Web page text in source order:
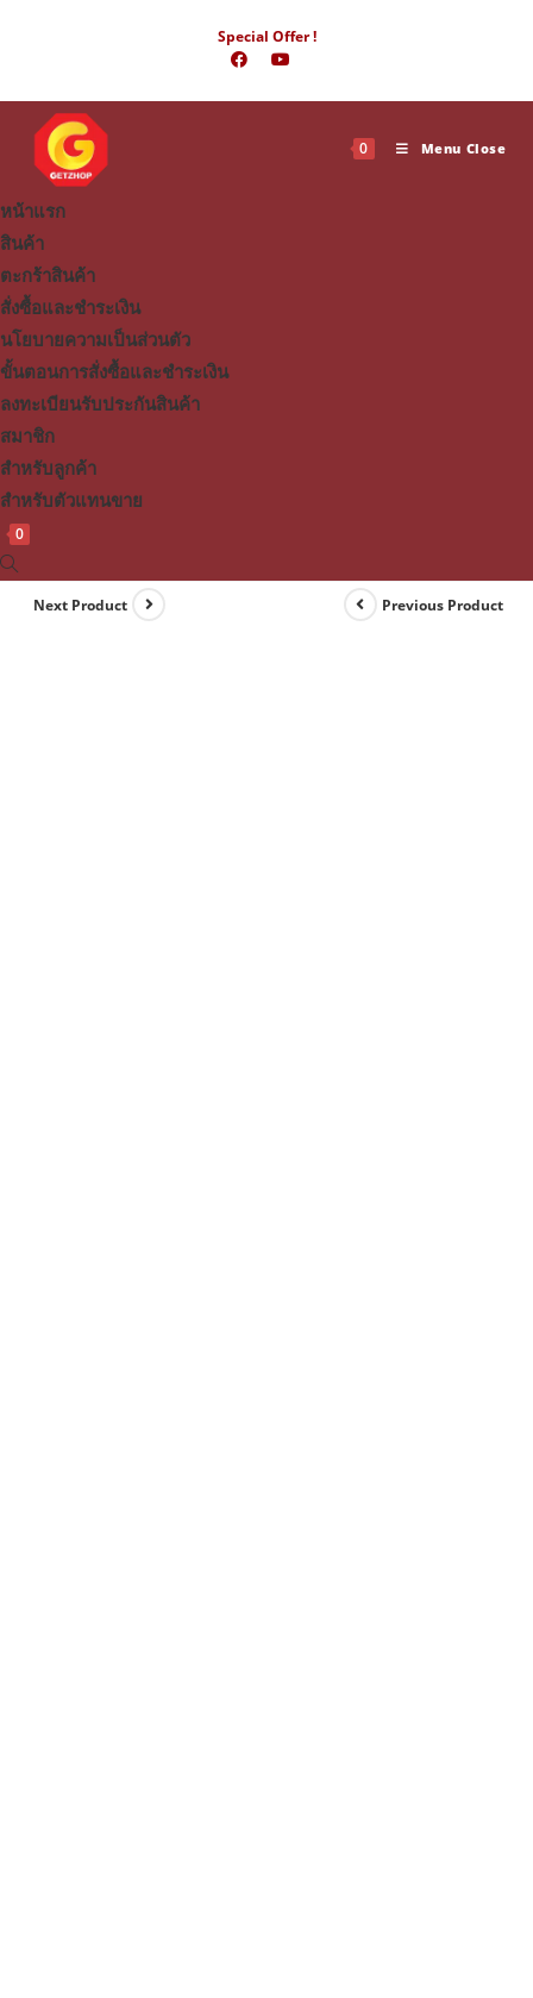
Special Offer !
0 Menu Close
หน้าแรก
สินค้า
ตะกร้าสินค้า
สั่งซื้อและชำระเงิน
นโยบายความเป็นส่วนตัว
ขั้นตอนการสั่งซื้อและชำระเงิน
ลงทะเบียนรับประกันสินค้า
สมาชิก
สำหรับลูกค้า
สำหรับตัวแทนขาย
0
Toggle
website
Previous Product
Next Product